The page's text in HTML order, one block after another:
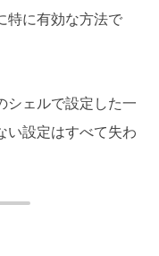
特に有効な方法で
シェルで設定した一
い設定はすべて失わ